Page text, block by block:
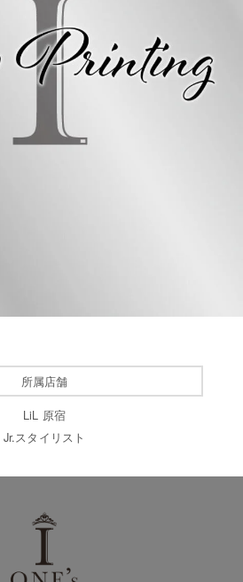
所属店舗
LiL 原宿
Jr.スタイリスト